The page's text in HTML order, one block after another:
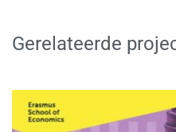
Gerelateerde